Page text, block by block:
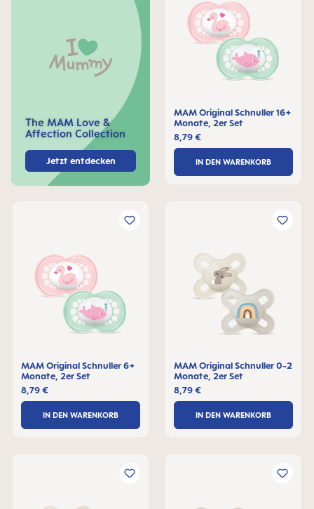
The MAM Love &
Affection Collection
Jetzt entdecken
MAM Original Schnuller 16+
Monate, 2er Set
8,79 €
IN DEN WARENKORB
MAM Original Schnuller 6+
Monate, 2er Set
8,79 €
IN DEN WARENKORB
MAM Original Schnuller 0-2
Monate, 2er Set
8,79 €
IN DEN WARENKORB